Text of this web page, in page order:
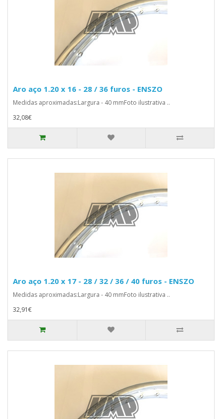
Aro aço 1.20 x 16 - 28 / 36 furos - ENSZO
Medidas aproximadas:Largura - 40 mmFoto ilustrativa ..
32,08€
Aro aço 1.20 x 17 - 28 / 32 / 36 / 40 furos - ENSZO
Medidas aproximadas:Largura - 40 mmFoto ilustrativa ..
32,91€